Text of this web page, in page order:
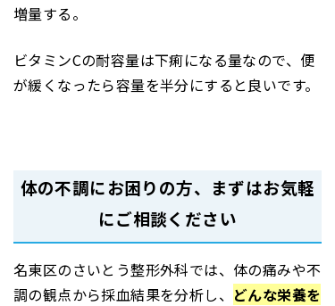
増量する。
ビタミンCの耐容量は下痢になる量なので、便
が緩くなったら容量を半分にすると良いです。
体の不調にお困りの方、まずはお気軽
にご相談ください
名東区のさいとう整形外科では、体の痛みや不
調の観点から採血結果を分析し、 どんな栄養を